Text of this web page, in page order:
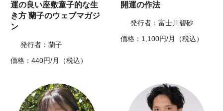
運の良い座敷童子的な生
き方 蘭子のウェブマガジ
ン
発行者：蘭子
価格：440円/月（税込）
開運の作法
発行者：富士川碧砂
価格：1,100円/月（税込）